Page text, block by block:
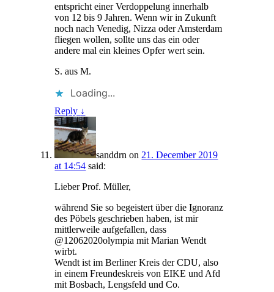
entspricht einer Verdoppelung innerhalb
von 12 bis 9 Jahren. Wenn wir in Zukunft
noch nach Venedig, Nizza oder Amsterdam
fliegen wollen, sollte uns das ein oder
andere mal ein kleines Opfer wert sein.
S. aus M.
Loading...
Reply ↓
sanddrn on 21. December 2019
at 14:54 said:
Lieber Prof. Müller,
während Sie so begeistert über die Ignoranz
des Pöbels geschrieben haben, ist mir
mittlerweile aufgefallen, dass
@12062020olympia mit Marian Wendt
wirbt.
Wendt ist im Berliner Kreis der CDU, also
in einem Freundeskreis von EIKE und Afd
mit Bosbach, Lengsfeld und Co.